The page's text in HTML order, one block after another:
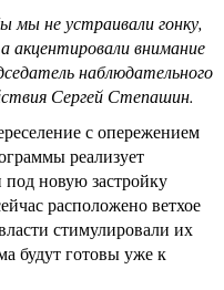
не устраивали гонку,
акцентировали внимание
наблюдательного
Сергей Степашин.
с опережением
реализует
новую застройку
расположено ветхое
стимулировали их
будут готовы уже к